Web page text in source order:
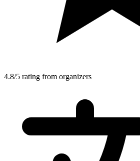
4.8/5 rating from organizers